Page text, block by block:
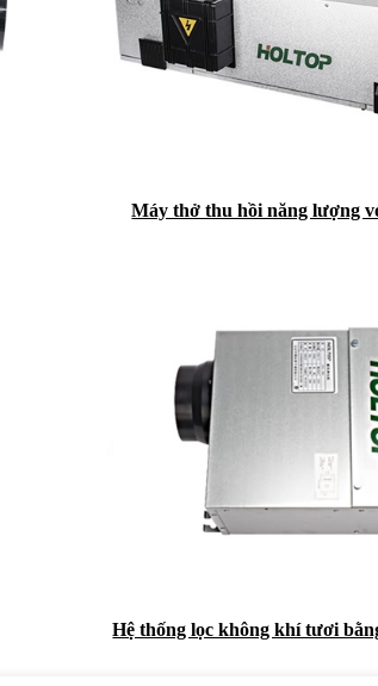
Máy thở thu hồi năng lượng
Hệ thống lọc không khí tươi